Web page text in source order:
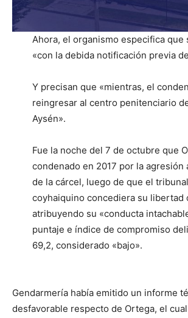
Ahora, el organismo especifica que
«con la debida notificación previa
Y precisan que «mientras, el
reingresar al centro penitenciario
Aysén».
Fue la noche del 7 de octubre que
condenado en 2017 por la agresión
de la cárcel, luego de que el
coyhaiquino concediera su libertad
atribuyendo su «conducta
puntaje e índice de compromiso
69,2, considerado «bajo».
Gendarmería había emitido un informe
desfavorable respecto de Ortega, el